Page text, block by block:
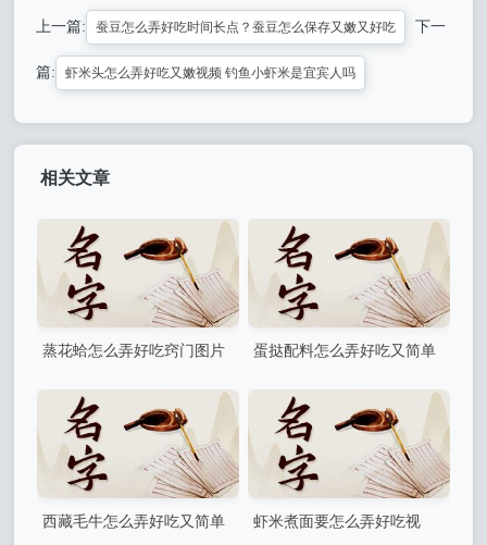
上一篇: 蚕豆怎么弄好吃时间长点？蚕豆怎么保存又嫩又好吃 下一
篇: 虾米头怎么弄好吃又嫩视频 钓鱼小虾米是宜宾人吗
相关文章
蒸花蛤怎么弄好吃窍门图片
蛋挞配料怎么弄好吃又简单
西藏毛牛怎么弄好吃又简单
虾米煮面要怎么弄好吃视